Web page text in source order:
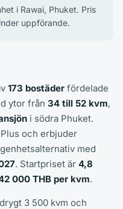
i Rawai, Phuket. Pris
uppförande.
173 bostäder fördelade
ytor från 34 till 52 kvm,
i södra Phuket.
och erbjuder
med
. Startpriset är 4,8
000 THB per kvm.
3 500 kvm och